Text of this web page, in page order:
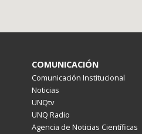
COMUNICACIÓN
Comunicación Institucional
Noticias
UNQtv
UNQ Radio
Agencia de Noticias Científicas